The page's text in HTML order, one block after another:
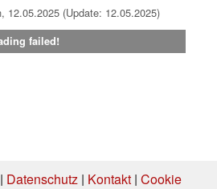
12.05.2025 (Update: 12.05.2025)
failed!
Datenschutz| Kontakt| Cookie